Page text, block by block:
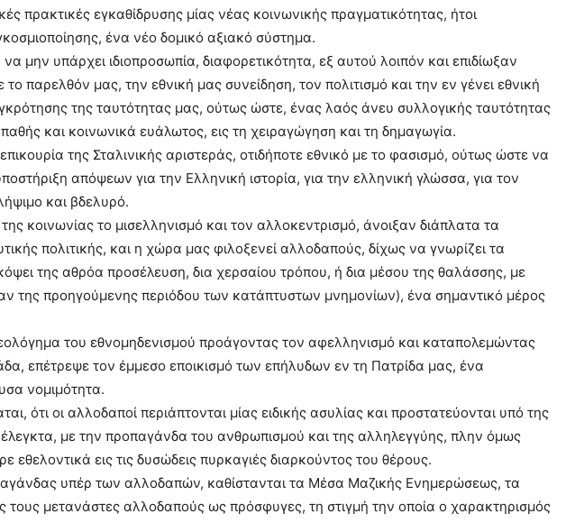
πρακτικές εγκαθίδρυσης μίας νέας κοινωνικής πραγματικότητας, ήτοι
ένα νέο δομικό αξιακό σύστημα.
μην υπάρχει ιδιοπροσωπία, διαφορετικότητα, εξ αυτού λοιπόν και επιδίωξαν
παρελθόν μας, την εθνική μας συνείδηση, τον πολιτισμό και την εν γένει εθνική
της ταυτότητας μας, ούτως ώστε, ένας λαός άνευ συλλογικής ταυτότητας
και κοινωνικά ευάλωτος, εις τη χειραγώγηση και τη δημαγωγία.
της Σταλινικής αριστεράς, οτιδήποτε εθνικό με το φασισμό, ούτως ώστε να
απόψεων για την Ελληνική ιστορία, για την ελληνική γλώσσα, για τον
και βδελυρό.
κοινωνίας το μισελληνισμό και τον αλλοκεντρισμό, άνοιξαν διάπλατα τα
πολιτικής, και η χώρα μας φιλοξενεί αλλοδαπούς, δίχως να γνωρίζει τα
της αθρόα προσέλευση, δια χερσαίου τρόπου, ή δια μέσου της θαλάσσης, με
της προηγούμενης περιόδου των κατάπτυστων μνημονίων), ένα σημαντικό μέρος
του εθνομηδενισμού προάγοντας τον αφελληνισμό και καταπολεμώντας
επέτρεψε τον έμμεσο εποικισμό των επήλυδων εν τη Πατρίδα μας, ένα
νομιμότητα.
ότι οι αλλοδαποί περιάπτονται μίας ειδικής ασυλίας και προστατεύονται υπό της
με την προπαγάνδα του ανθρωπισμού και της αλληλεγγύης, πλην όμως
εις τις δυσώδεις πυρκαγιές διαρκούντος του θέρους.
υπέρ των αλλοδαπών, καθίστανται τα Μέσα Μαζικής Ενημερώσεως, τα
μετανάστες αλλοδαπούς ως πρόσφυγες, τη στιγμή την οποία ο χαρακτηρισμός